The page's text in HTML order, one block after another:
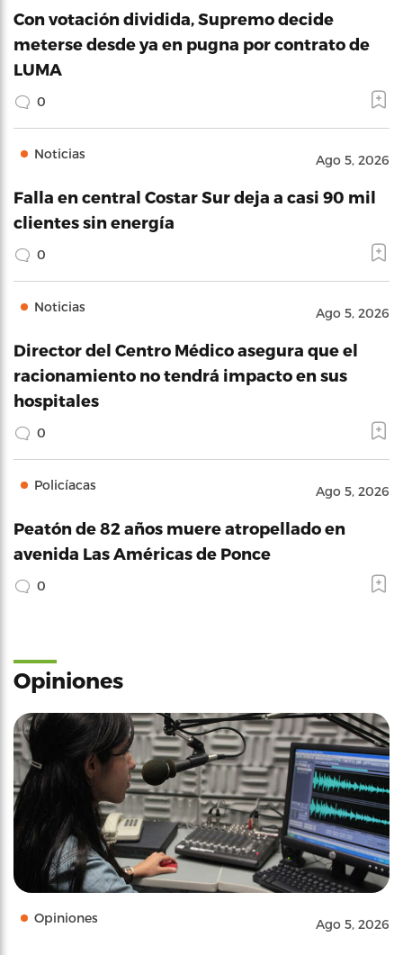
Con votación dividida, Supremo decide
meterse desde ya en pugna por contrato de
LUMA
0
Noticias Ago 5, 2026
Falla en central Costar Sur deja a casi 90 mil
clientes sin energía
0
Noticias Ago 5, 2026
Director del Centro Médico asegura que el
racionamiento no tendrá impacto en sus
hospitales
0
Policíacas Ago 5, 2026
Peatón de 82 años muere atropellado en
avenida Las Américas de Ponce
0
Opiniones
Opiniones Ago 5, 2026